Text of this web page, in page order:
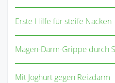
Erste Hilfe für steife Nacken
Magen-Darm-Grippe durch
Mit Joghurt gegen Reizdarm